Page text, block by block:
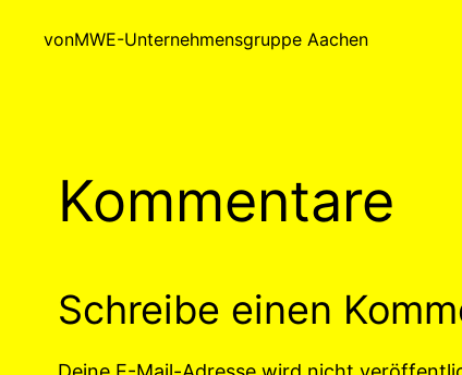
vonMWE-Unternehmensgruppe Aachen
Kommentare
Schreibe einen